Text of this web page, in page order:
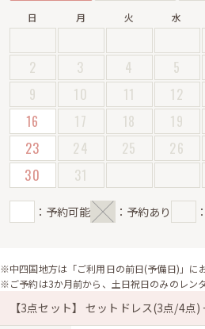
日 月 火 水
2
3 4 5
9
10 11 12
16
17 18 19
23
24 25 26
30
31
：予約可能 ：予約あり
※中四国地方は「ご利用日の前日(予備日)」に
※ご予約は3か月前から、土日祝日のみのレン
【3点セット】 セットドレス(3点/4点)